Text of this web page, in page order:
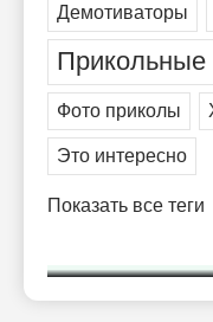
Демотиваторы
Прикольные
Фото приколы
Это интересно
Показать все теги